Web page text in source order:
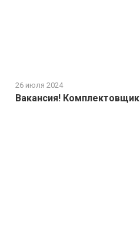
Вакансия! Комплектовщик
26 июля 2024